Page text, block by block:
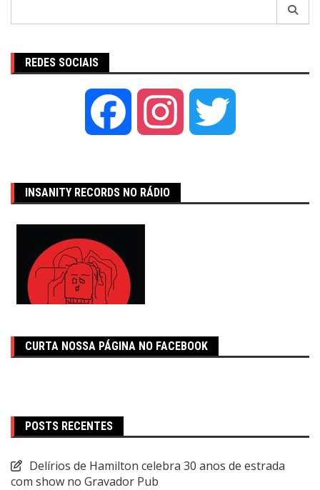
REDES SOCIAIS
Facebook Instagram
INSANITY RECORDS NO RÁDIO
CURTA NOSSA PÁGINA NO FACEBOOK
POSTS RECENTES
Delírios de Hamilton celebra 30 anos de estrada
com show no Gravador Pub